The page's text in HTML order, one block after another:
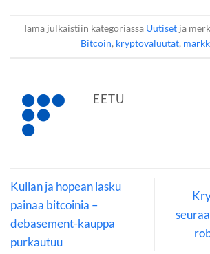
Tämä julkaistiin kategoriassa Uutisetja
Bitcoin, kryptovaluutat,
EETU
Kullan ja hopean lasku
painaa bitcoinia –
debasement-kauppa
purkautuu